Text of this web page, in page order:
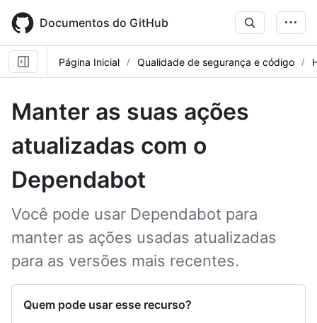
main
content
Documentos do GitHub
Página Inicial Qualidade de segurança e código
Manter as suas ações
atualizadas com o
Dependabot
Você pode usar Dependabot para
manter as ações usadas atualizadas
para as versões mais recentes.
Quem pode usar esse recurso?